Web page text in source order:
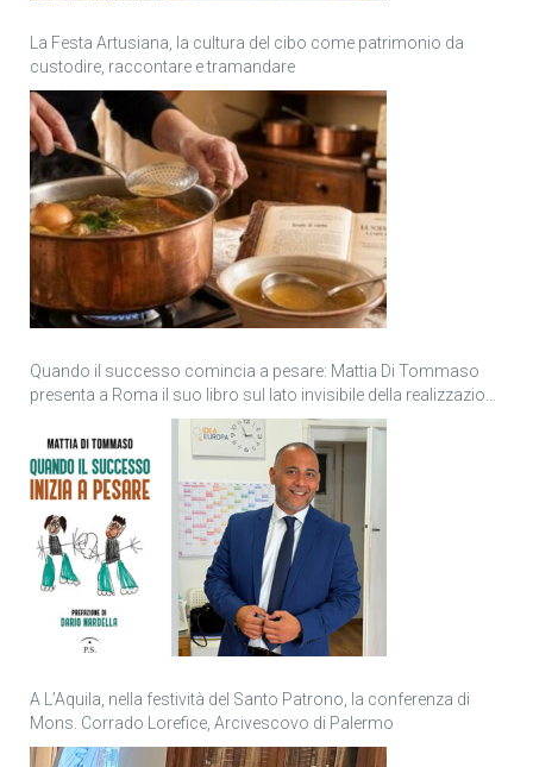
La Festa Artusiana, la cultura del cibo come patrimonio da
custodire, raccontare e tramandare
Quando il successo comincia a pesare: Mattia Di Tommaso
presenta a Roma il suo libro sul lato invisibile della realizzazione
A L’Aquila, nella festività del Santo Patrono, la conferenza di
Mons. Corrado Lorefice, Arcivescovo di Palermo